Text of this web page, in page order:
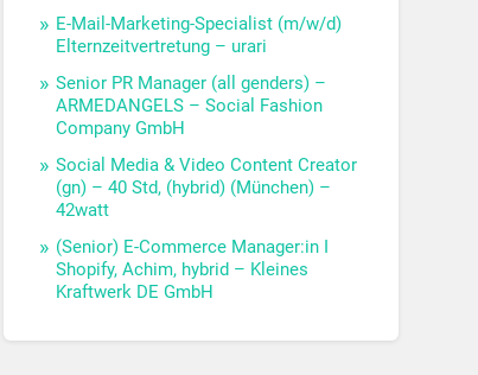
E-Mail-Marketing-Specialist (m/w/d)
Elternzeitvertretung – urari
Senior PR Manager (all genders) –
ARMEDANGELS – Social Fashion
Company GmbH
Social Media & Video Content Creator
(gn) – 40 Std, (hybrid) (München) –
42watt
(Senior) E-Commerce Manager:in I
Shopify, Achim, hybrid – Kleines
Kraftwerk DE GmbH